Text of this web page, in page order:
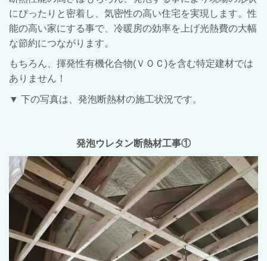
にぴったりと密着し、気密性の高い住宅を実現します。性
能の高い家にする事で、冷暖房の効率を上げ光熱費の大幅
な節約につながります。
もちろん、揮発性有機化合物(ＶＯＣ)を含む特定建材では
ありません！
▼ 下の写真は、発泡断熱材の施工状況です。
発泡ウレタン断熱材工事①